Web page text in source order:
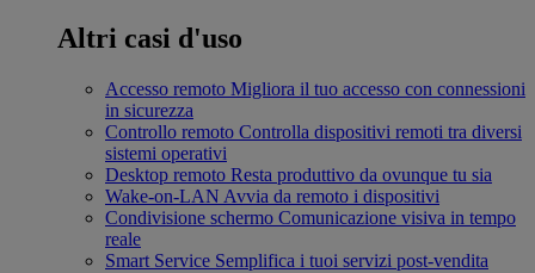
Altri casi d'uso
Accesso remoto Migliora il tuo accesso con connessioni
in sicurezza
Controllo remoto Controlla dispositivi remoti tra diversi
sistemi operativi
Desktop remoto Resta produttivo da ovunque tu sia
Wake-on-LAN Avvia da remoto i dispositivi
Condivisione schermo Comunicazione visiva in tempo
reale
Smart Service Semplifica i tuoi servizi post-vendita